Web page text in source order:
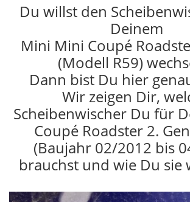
Du willst den
Deinem
Mini Mini Coupé
(Modell R59)
Dann bist Du hier
Wir zeigen Dir,
Scheibenwischer Du für
Coupé Roadster 2.
(Baujahr 02/2012 bis
brauchst und wie Du sie